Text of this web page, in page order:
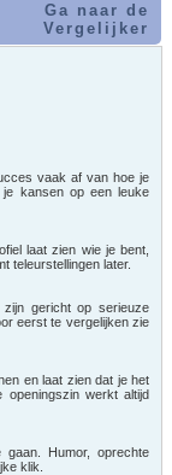
Ga naar de
Vergelijker
vaak af van hoe je
kansen op een leuke
laat zien wie je bent,
teleurstellingen later.
zijn gericht op serieuze
eerst te vergelijken zie
en laat zien dat je het
openingszin werkt altijd
Humor, oprechte
klik.